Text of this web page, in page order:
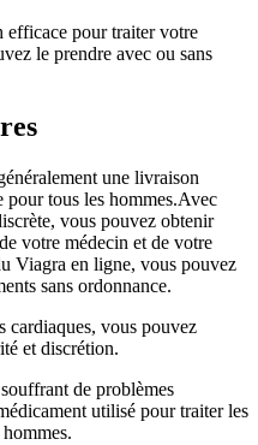
efficace pour traiter votre
le prendre avec ou sans
une livraison
pour tous les hommes.Avec
vous pouvez obtenir
votre médecin et de votre
Viagra en ligne, vous pouvez
sans ordonnance.
cardiaques, vous pouvez
et discrétion.
de problèmes
utilisé pour traiter les